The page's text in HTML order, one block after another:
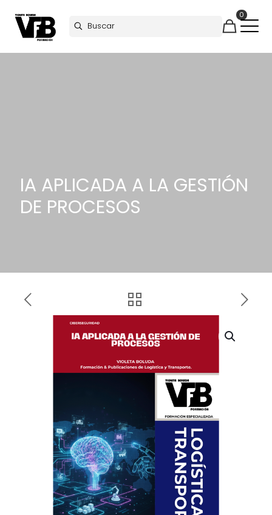
0
IA APLICADA A LA GESTIÓN
DE PROCESOS